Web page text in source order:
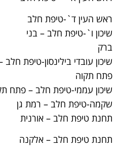
מבצע בזק 1/
רב עמרם גאון 4/
חלב –
פרופ' טור 5/
– פתח תקוה החמישה 2/
גן
שמעוני 8/
מ.מסחרי ד.נ.אפרים 1/
1/